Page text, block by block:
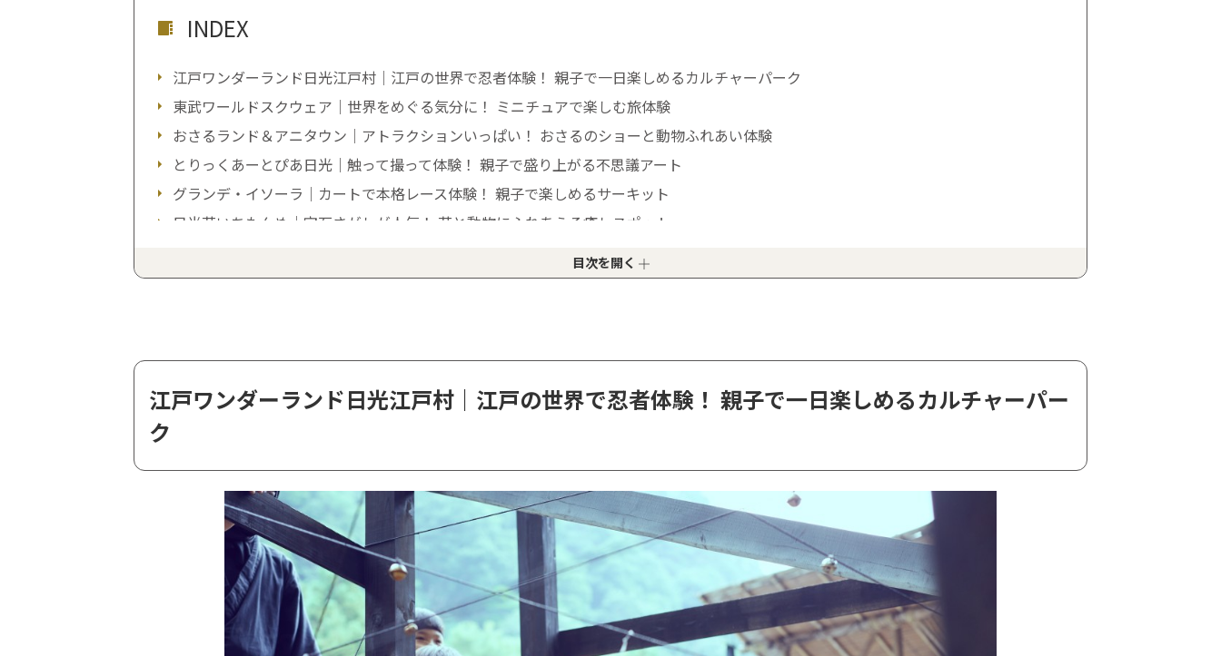
INDEX
江戸ワンダーランド日光江戸村｜江戸の世界で忍者体験！ 親子で一日楽しめるカルチャーパーク
東武ワールドスクウェア｜世界をめぐる気分に！ ミニチュアで楽しむ旅体験
おさるランド＆アニタウン｜アトラクションいっぱい！ おさるのショーと動物ふれあい体験
とりっくあーとぴあ日光｜触って撮って体験！ 親子で盛り上がる不思議アート
グランデ・イソーラ｜カートで本格レース体験！ 親子で楽しめるサーキット
日光花いちもんめ｜宝石さがしが人気！ 花と動物にふれあえる癒しスポット
巨大迷路パラディアム｜ゴールを目指せ！ 親子で挑戦する巨大迷路アドベンチャー
SL大樹・転車台｜アトラクション気分で乗車！ 親子で楽しむ蒸気機関車の旅
次のおでかけは、ご家族で鬼怒川温泉エリアへ
目次を開く
江戸ワンダーランド日光江戸村｜江戸の世界で忍者体験！ 親子で一日楽しめるカルチャーパー
ク